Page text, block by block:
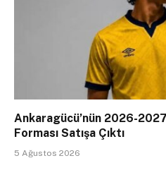
Ankaragücü’nün 2026-
Forması Satışa Çıktı
5 Ağustos 2026